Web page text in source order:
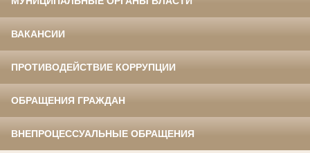
ВАКАНСИИ
ПРОТИВОДЕЙСТВИЕ КОРРУПЦИИ
ОБРАЩЕНИЯ ГРАЖДАН
ВНЕПРОЦЕССУАЛЬНЫЕ ОБРАЩЕНИЯ